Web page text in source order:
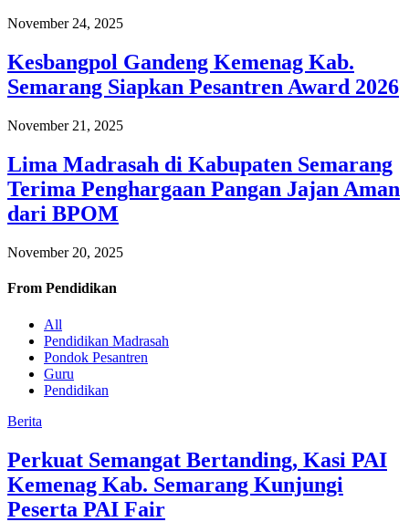
November 24, 2025
Kesbangpol Gandeng Kemenag Kab.
Semarang Siapkan Pesantren Award 2026
November 21, 2025
Lima Madrasah di Kabupaten Semarang
Terima Penghargaan Pangan Jajan Aman
dari BPOM
November 20, 2025
From Pendidikan
All
Pendidikan Madrasah
Pondok Pesantren
Guru
Pendidikan
Berita
Perkuat Semangat Bertanding, Kasi PAI
Kemenag Kab. Semarang Kunjungi
Peserta PAI Fair